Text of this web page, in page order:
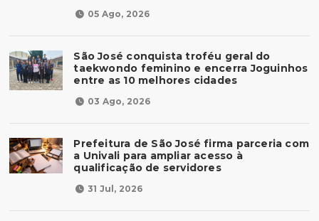
05 Ago, 2026
São José conquista troféu geral do
taekwondo feminino e encerra Joguinhos
entre as 10 melhores cidades
03 Ago, 2026
Prefeitura de São José firma parceria com
a Univali para ampliar acesso à
qualificação de servidores
31 Jul, 2026